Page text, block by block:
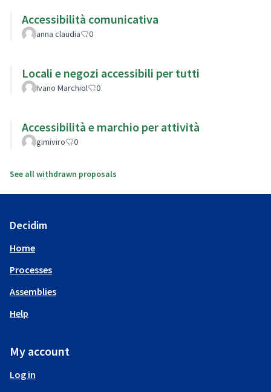
Accessibilità comunicativa
anna claudia 0
Locali e negozi accessibili per tutti
Ivano Marchiol 0
Accessibilità e marchio per attività
gimiviro 0
See all withdrawn proposals
Decidim
Home
Processes
Assemblies
Help
My account
Log in